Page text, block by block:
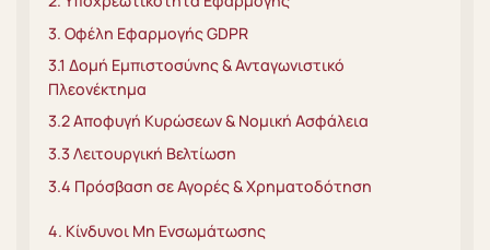
3. Οφέλη Εφαρμογής GDPR
3.1 Δομή Εμπιστοσύνης & Ανταγωνιστικό
Πλεονέκτημα
3.2 Αποφυγή Κυρώσεων & Νομική Ασφάλεια
3.3 Λειτουργική Βελτίωση
3.4 Πρόσβαση σε Αγορές & Χρηματοδότηση
4. Κίνδυνοι Μη Ενσωμάτωσης